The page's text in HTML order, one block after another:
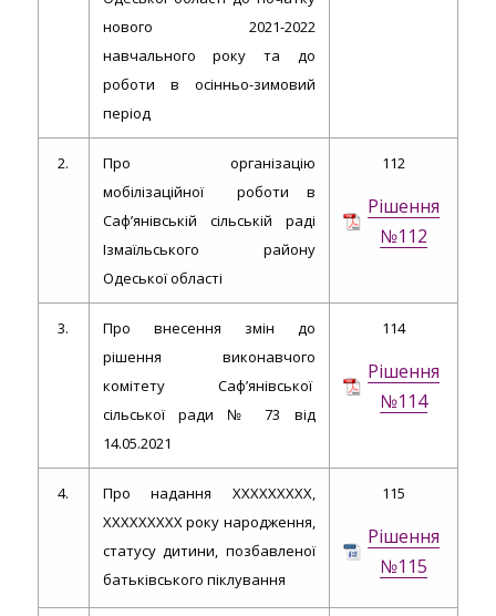
нового 2021-2022
навчального року та до
роботи в осінньо-зимовий
період
2.
Про організацію
мобілізаційної роботи в
Саф’янівській сільській раді
Ізмаїльського району
Одеської області
112
Рішення
№112
3.
Про внесення змін до
рішення виконавчого
комітету Саф’янівської
сільської ради № 73 від
14.05.2021
114
Рішення
№114
4.
Про надання ХХХХХХХХХ,
ХХХХХХХХХ року народження,
статусу дитини, позбавленої
батьківського піклування
115
Рішення
№115